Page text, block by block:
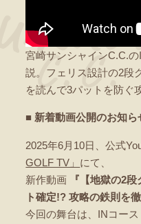
宮崎サンシャインC.C.
説。フェリス設計の2段
を読んで3パットを防ぐ
■ 新着動画公開のお知ら
2025年6月10日、公式
GOLF TV」 にて、
新作動画
『【地獄の2
ト確定!? 攻略の鉄則を徹
今回の舞台は、INコース